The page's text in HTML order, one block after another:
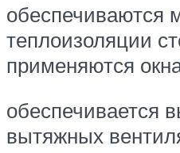
обеспечиваются
теплоизоляции
применяются
обеспечивается
вытяжных